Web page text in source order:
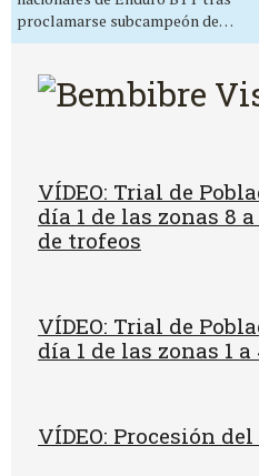
proclamarse subcampeón de…
VÍDEO: Trial de
día 1 de las zonas 8
de trofeos
VÍDEO: Trial de
día 1 de las zonas 1 a
VÍDEO: Procesión